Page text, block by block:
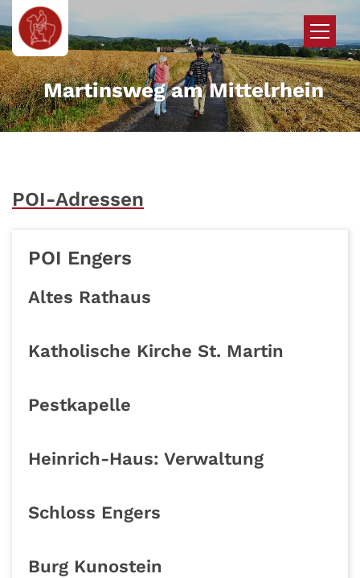
Zum Inhalt springen
Martinsweg am Mittelrhein
POI-Adressen
POI Engers
Altes Rathaus
Katholische Kirche St. Martin
Pestkapelle
Heinrich-Haus: Verwaltung
Schloss Engers
Burg Kunostein